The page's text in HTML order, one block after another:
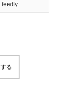
feedly
る